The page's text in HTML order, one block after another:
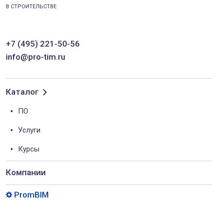
В СТРОИТЕЛЬСТВЕ
+7 (495) 221-50-56
info@pro-tim.ru
Каталог
ПО
Услуги
Курсы
Компании
PromBIM